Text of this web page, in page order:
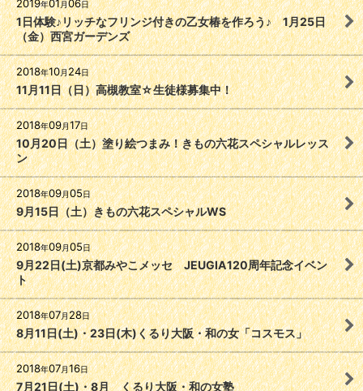
2019年01月06日
1日体験♪リッチなフリンジ付きの乙女椿を作ろう♪ 1月25日
（金）西宮ガーデンズ
2018年10月24日
11月11日（日）高槻教室☆生徒様募集中！
2018年09月17日
10月20日（土）塗り絵つまみ！きもの六花スペシャルレッス
ン
2018年09月05日
9月15日（土）きもの六花スペシャルWS
2018年09月05日
9月22日(土)京都みやこメッセ JEUGIA120周年記念イベン
ト
2018年07月28日
8月11日(土)・23日(木)くるり大阪・和の女「コスモス」
2018年07月16日
7月21日(土)・8月 くるり大阪・和の女塾